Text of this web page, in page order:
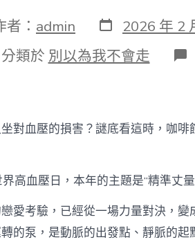
者： admin 發
表
日
期
2026 年 2
分類於 別以為我不會走
對血壓的損害？謎底看這時，咖
高血壓日，本年的主題是“精準丈
愛考驗，已經從一場力量對決，
的泵，是動脈的出發點、靜脈的